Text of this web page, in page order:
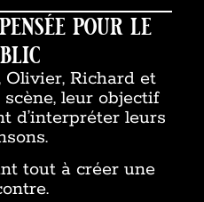
pour le
Richard et
leur objectif
d’interpréter leurs
tout à créer une